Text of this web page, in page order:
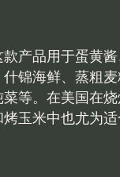
款产品用于蛋黄酱
锦海鲜、蒸粗
等。在美国在
玉米中也尤为适